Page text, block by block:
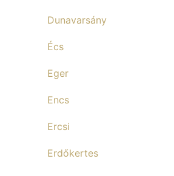
Dunavarsány
Écs
Eger
Encs
Ercsi
Erdőkertes